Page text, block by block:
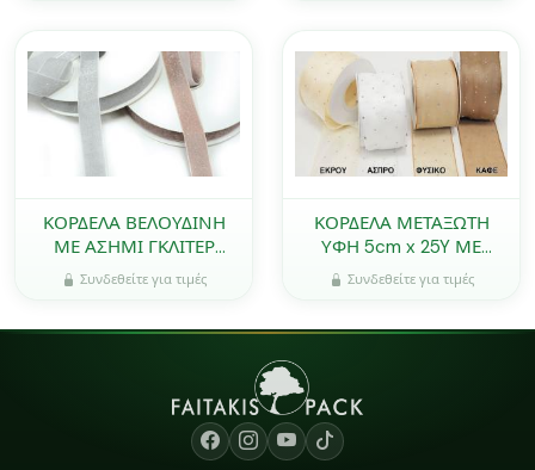
ΚΟΡΔΕΛΑ ΒΕΛΟΥΔΙΝΗ
ΜΕ ΑΣΗΜΙ ΓΚΛΙΤΕΡ
2.5cm x 25Y 0501367
Συνδεθείτε για τιμές
ΚΟΡΔΕΛΑ ΜΕΤΑΞΩΤΗ
ΥΦΗ 5cm x 25Y ΜΕ
ΑΣΗΜΙ ΣΤΡΑΣ ΚΑΙ ΟΥΓΙΑ
0501362
Συνδεθείτε για τιμές